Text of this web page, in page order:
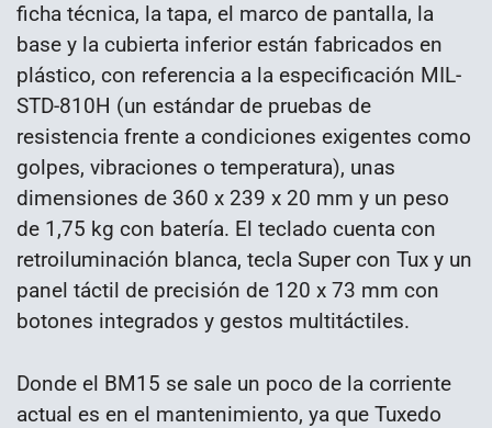
ficha técnica, la tapa, el marco de pantalla, la
base y la cubierta inferior están fabricados en
plástico, con referencia a la especificación MIL-
STD-810H (un estándar de pruebas de
resistencia frente a condiciones exigentes como
golpes, vibraciones o temperatura), unas
dimensiones de 360 x 239 x 20 mm y un peso
de 1,75 kg con batería. El teclado cuenta con
retroiluminación blanca, tecla Super con Tux y un
panel táctil de precisión de 120 x 73 mm con
botones integrados y gestos multitáctiles.
Donde el BM15 se sale un poco de la corriente
actual es en el mantenimiento, ya que Tuxedo